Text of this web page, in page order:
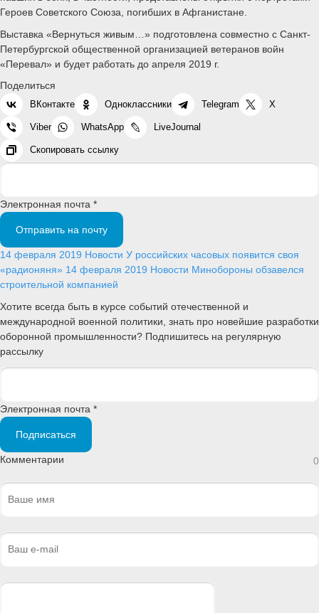
Героев Советского Союза, погибших в Афганистане.
Выставка «Вернуться живым…» подготовлена совместно с Санкт-
Петербургской общественной организацией ветеранов войн
«Перевал» и будет работать до апреля 2019 г.
Поделиться
ВКонтакте Одноклассники Telegram X
Viber WhatsApp LiveJournal
Скопировать ссылку
Электронная почта *
Отправить на почту
14 февраля 2019 Новости У российских часовых появится своя
«радионяня» 14 февраля 2019 Новости Минобороны обзавелся
строительной компанией
Хотите всегда быть в курсе событий отечественной и
международной военной политики, знать про новейшие разработки
оборонной промышленности? Подпишитесь на регулярную
рассылку
Электронная почта *
Подписаться
Комментарии 0